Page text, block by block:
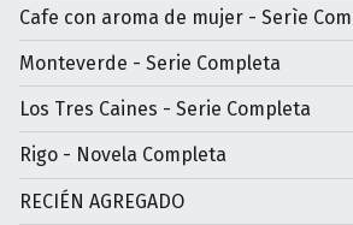
Cafe con aroma de mujer - Serìe
Monteverde - Serie Completa
Los Tres Caines - Serie Completa
Rigo - Novela Completa
RECIÉN AGREGADO